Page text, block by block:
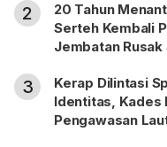
2
20 Tahun
Serteh Kembali
Jembatan
3
Kerap Dilintasi
Identitas, Kades
Pengawasan